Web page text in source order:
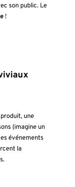
son public. Le
!
une
(imagine un
événements
la